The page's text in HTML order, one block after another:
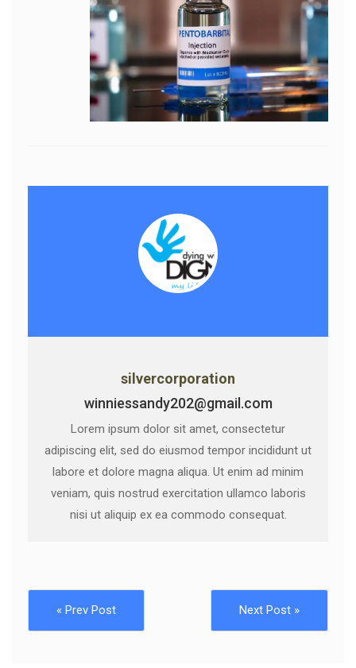
silvercorporation
winniessandy202@gmail.com
Lorem ipsum dolor sit amet, consectetur
adipiscing elit, sed do eiusmod tempor incididunt ut
labore et dolore magna aliqua. Ut enim ad minim
veniam, quis nostrud exercitation ullamco laboris
nisi ut aliquip ex ea commodo consequat.
« Prev Post Next Post »